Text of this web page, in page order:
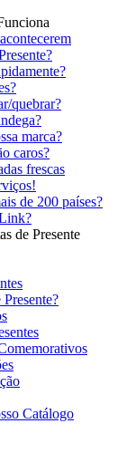
quebrar?
marca?
caros?
frescas
de 200 países?
de Presente
Catálogo